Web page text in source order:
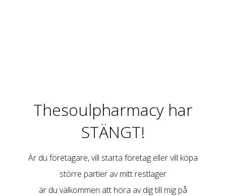
Thesoulpharmacy har
STÄNGT!
Är du företagare, vill starta företag eller vill köpa
större partier av mitt restlager
är du välkommen att höra av dig till mig på